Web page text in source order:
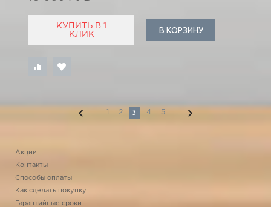
КУПИТЬ В 1
КЛИК
В КОРЗИНУ
1 2 3 4 5
Акции
Контакты
Способы оплаты
Как сделать покупку
Гарантийные сроки